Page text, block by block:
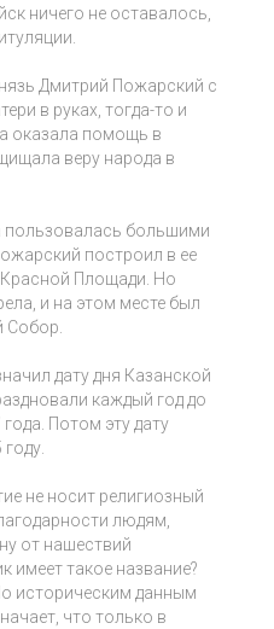
ничего не оставалось,
Дмитрий Пожарский с
в руках, тогда-то и
оказала помощь в
веру народа в
пользовалась большими
построил в ее
Красной Площади. Но
и на этом месте был
Собор.
дату дня Казанской
каждый год до
Потом эту дату
не носит религиозный
людям,
от нашествий
имеет такое название?
историческим данным
что только в